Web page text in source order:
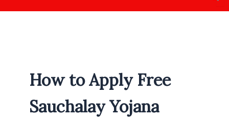
How to Apply Free
Sauchalay Yojana